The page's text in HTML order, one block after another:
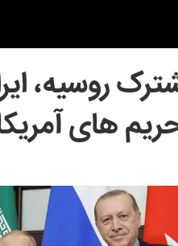
روسیه،
های